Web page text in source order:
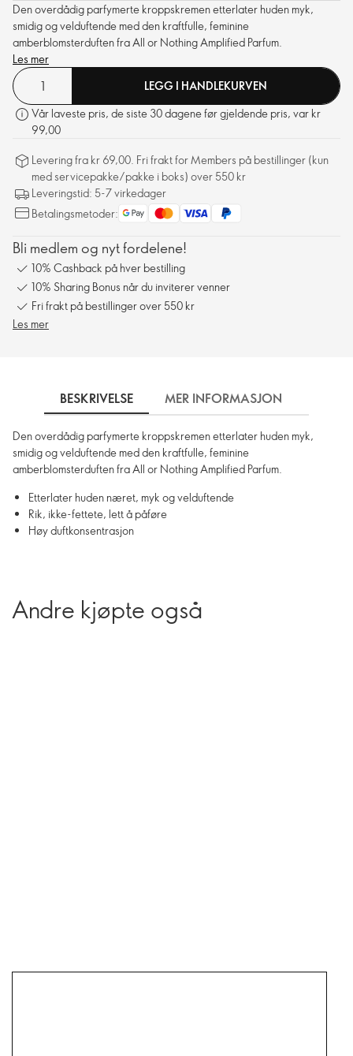
Den overdådig parfymerte kroppskremen etterlater huden myk,
smidig og velduftende med den kraftfulle, feminine
amberblomsterduften fra All or Nothing Amplified Parfum.
Les mer
LEGG I HANDLEKURVEN
Vår laveste pris, de siste 30 dagene før gjeldende pris, var kr
99,00
Levering fra kr 69,00. Fri frakt for Members på bestillinger (kun
med servicepakke/pakke i boks) over 550 kr
Leveringstid: 5-7 virkedager
Betalingsmetoder:
Bli medlem og nyt fordelene!
10% Cashback på hver bestilling
10% Sharing Bonus når du inviterer venner
Fri frakt på bestillinger over 550 kr
Les mer
BESKRIVELSE MER INFORMASJON
Den overdådig parfymerte kroppskremen etterlater huden myk,
smidig og velduftende med den kraftfulle, feminine
amberblomsterduften fra All or Nothing Amplified Parfum.
Etterlater huden næret, myk og velduftende
Rik, ikke-fettete, lett å påføre
Høy duftkonsentrasjon
Andre kjøpte også